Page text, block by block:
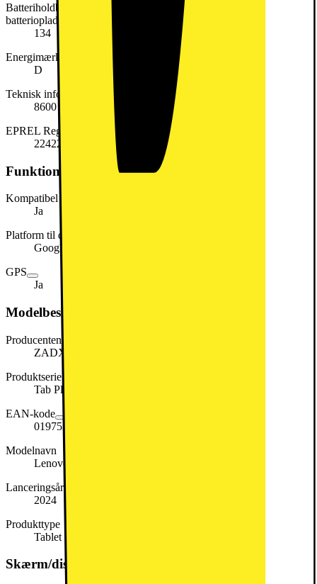
Batteriholdbarhed pr. cyklus i timer og minutter pr. fuld
batteriopladning
134
Energimærke
D
Teknisk information om batteri
8600 mAh
EPREL Registreringsnummer
2242277
Funktioner
Kompatibel med stylus
Ja
Platform til distribution af apps
Google Play
GPS
Ja
Modelbeskrivelse
Producentens varenummer
ZADX0091SE
Produktserie
Tab Plus
EAN-kode
0197530284618
Modelnavn
Lenovo Tab Plus Luna Grey Wifi
Lanceringsår
2024
Produkttype
Tablet
Skærm/display